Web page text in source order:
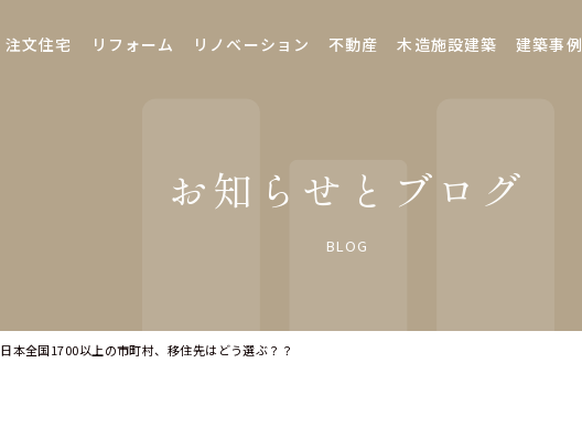
注文住宅 リフォーム リノベーション 不動産 木造施設建築 建築事例
お知らせとブログ
BLOG
日本全国1700以上の市町村、移住先はどう選ぶ？？